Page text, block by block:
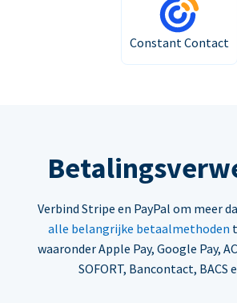
Constant Contact
Verbind Stripe en PayPal om meer
alle belangrijke betaalmethoden
waaronder Apple Pay, Google Pay,
SOFORT, Bancontact, BACS